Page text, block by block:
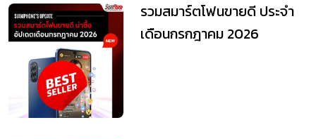
รวมสมาร์ตโฟนขายดี ประจำ
เดือนกรกฎาคม 2026